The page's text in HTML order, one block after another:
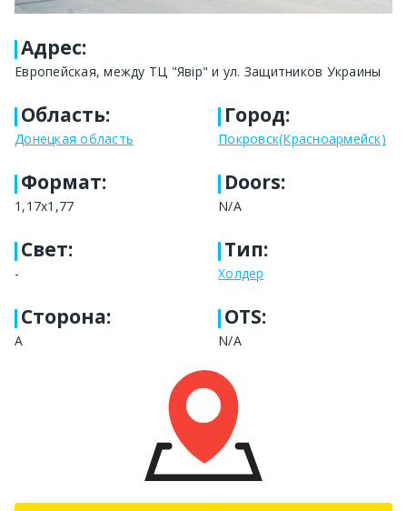
Адрес:
Европейская, между ТЦ "Явір" и ул. Защитников Украины
Область:
Донецкая область
Город:
Покровск(Красноармейск)
Формат:
1,17х1,77
Doors:
N/A
Свет:
-
Тип:
Холдер
Сторона:
А
OTS:
N/A